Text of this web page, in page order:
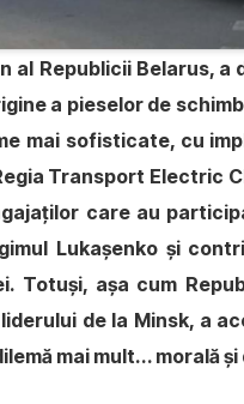
al Republicii Belarus,
a pieselor de
mai sofisticate, cu
Transport Electric
care au
Lukașenko și
Totuși, așa cum
de la Minsk, a
mai mult...